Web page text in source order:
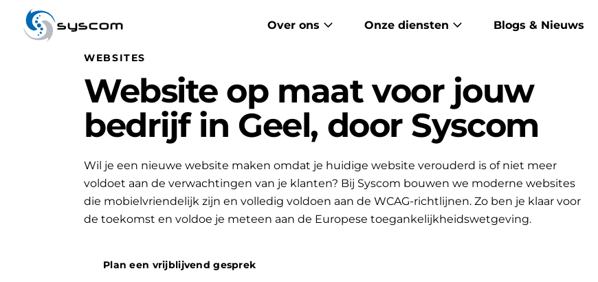
syscom Over ons Onze diensten Blogs & Nieuws
WEBSITES
Website op maat voor jouw
bedrijf in Geel, door Syscom
Wil je een nieuwe website maken omdat je huidige website verouderd is of niet meer
voldoet aan de verwachtingen van je klanten? Bij Syscom bouwen we moderne websites
die mobielvriendelijk zijn en volledig voldoen aan de WCAG-richtlijnen. Zo ben je klaar voor
de toekomst en voldoe je meteen aan de Europese toegankelijkheidswetgeving.
Plan een vrijblijvend gesprek